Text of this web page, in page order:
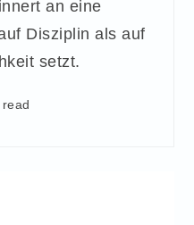
an eine
Disziplin als auf
setzt.